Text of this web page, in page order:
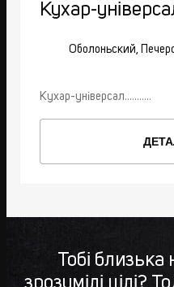
Кухар-
Оболоньский,
Кухар-універсал...........
Тобі близька